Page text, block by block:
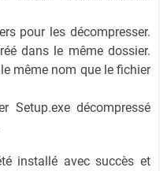
pour les décompresser.
dans le même dossier.
même nom que le fichier
Setup.exe décompressé
installé avec succès et